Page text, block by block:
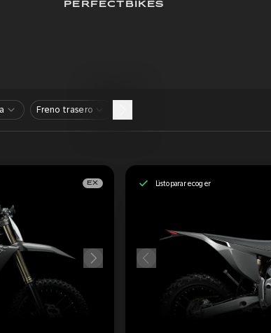
PERFECTBIKES
Freno trasero
EX Listo para recoger